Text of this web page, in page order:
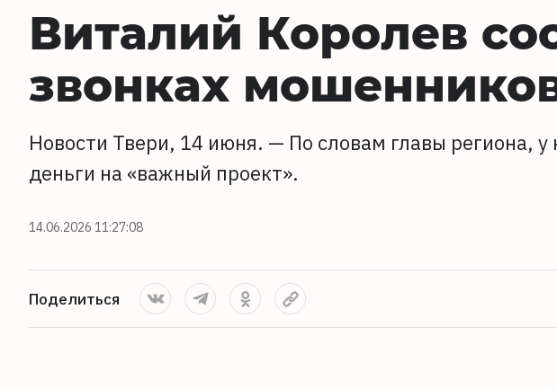
Виталий Королев
звонках
Новости Твери, 14 июня. — По словам главы региона,
деньги на «важный проект».
14.06.2026 11:27:08
Поделиться